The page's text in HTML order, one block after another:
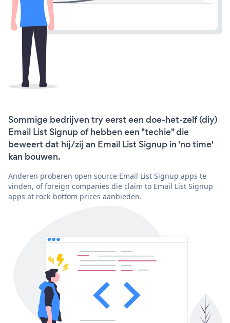
Sommige bedrijven try eerst een doe-het-zelf (diy)
Email List Signup of hebben een "techie" die
beweert dat hij/zij an Email List Signup in 'no time'
kan bouwen.
Anderen proberen open source Email List Signup apps te
vinden, of foreign companies die claim to Email List Signup
apps at rock-bottom prices aanbieden.